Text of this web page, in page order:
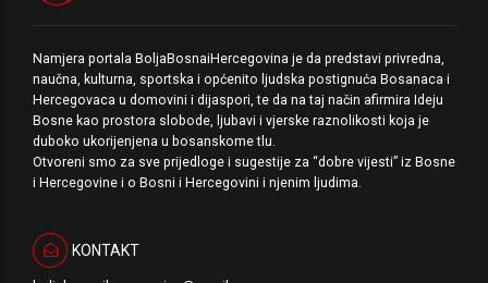
Namjera portala BoljaBosnaiHercegovina je da predstavi privredna,
naučna, kulturna, sportska i općenito ljudska postignuća Bosanaca i
Hercegovaca u domovini i dijaspori, te da na taj način afirmira Ideju
Bosne kao prostora slobode, ljubavi i vjerske raznolikosti koja je
duboko ukorijenjena u bosanskome tlu.
Otvoreni smo za sve prijedloge i sugestije za “dobre vijesti” iz Bosne
i Hercegovine i o Bosni i Hercegovini i njenim ljudima.
KONTAKT